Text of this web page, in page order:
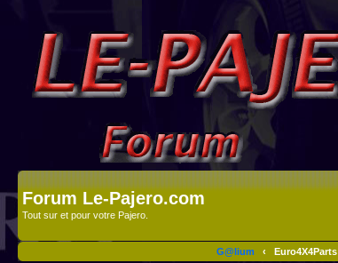
Forum Le-Pajero.com
Tout sur et pour votre Pajero.
G@lium ‹ Euro4X4Parts